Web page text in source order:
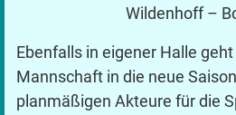
Wildenhoff –
Ebenfalls in eigener Halle
Mannschaft in die neue
planmäßigen Akteure für die